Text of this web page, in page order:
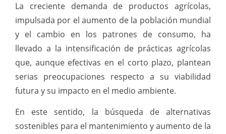
La creciente demanda de productos agrícolas,
impulsada por el aumento de la población mundial
y el cambio en los patrones de consumo, ha
llevado a la intensificación de prácticas agrícolas
que, aunque efectivas en el corto plazo, plantean
serias preocupaciones respecto a su viabilidad
futura y su impacto en el medio ambiente.
En este sentido, la búsqueda de alternativas
sostenibles para el mantenimiento y aumento de la